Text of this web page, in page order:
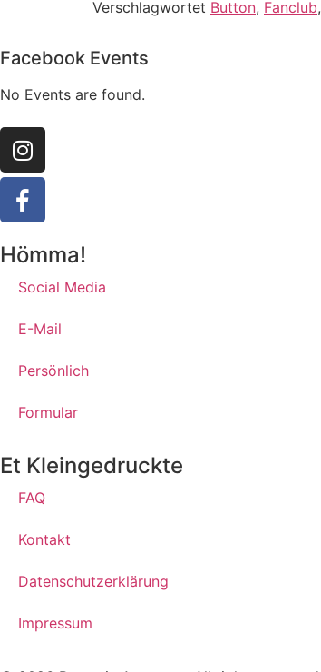
Verschlagwortet Button, Fanclub,
Facebook Events
No Events are found.
Hömma!
Social Media
E-Mail
Persönlich
Formular
Et Kleingedruckte
FAQ
Kontakt
Datenschutzerklärung
Impressum